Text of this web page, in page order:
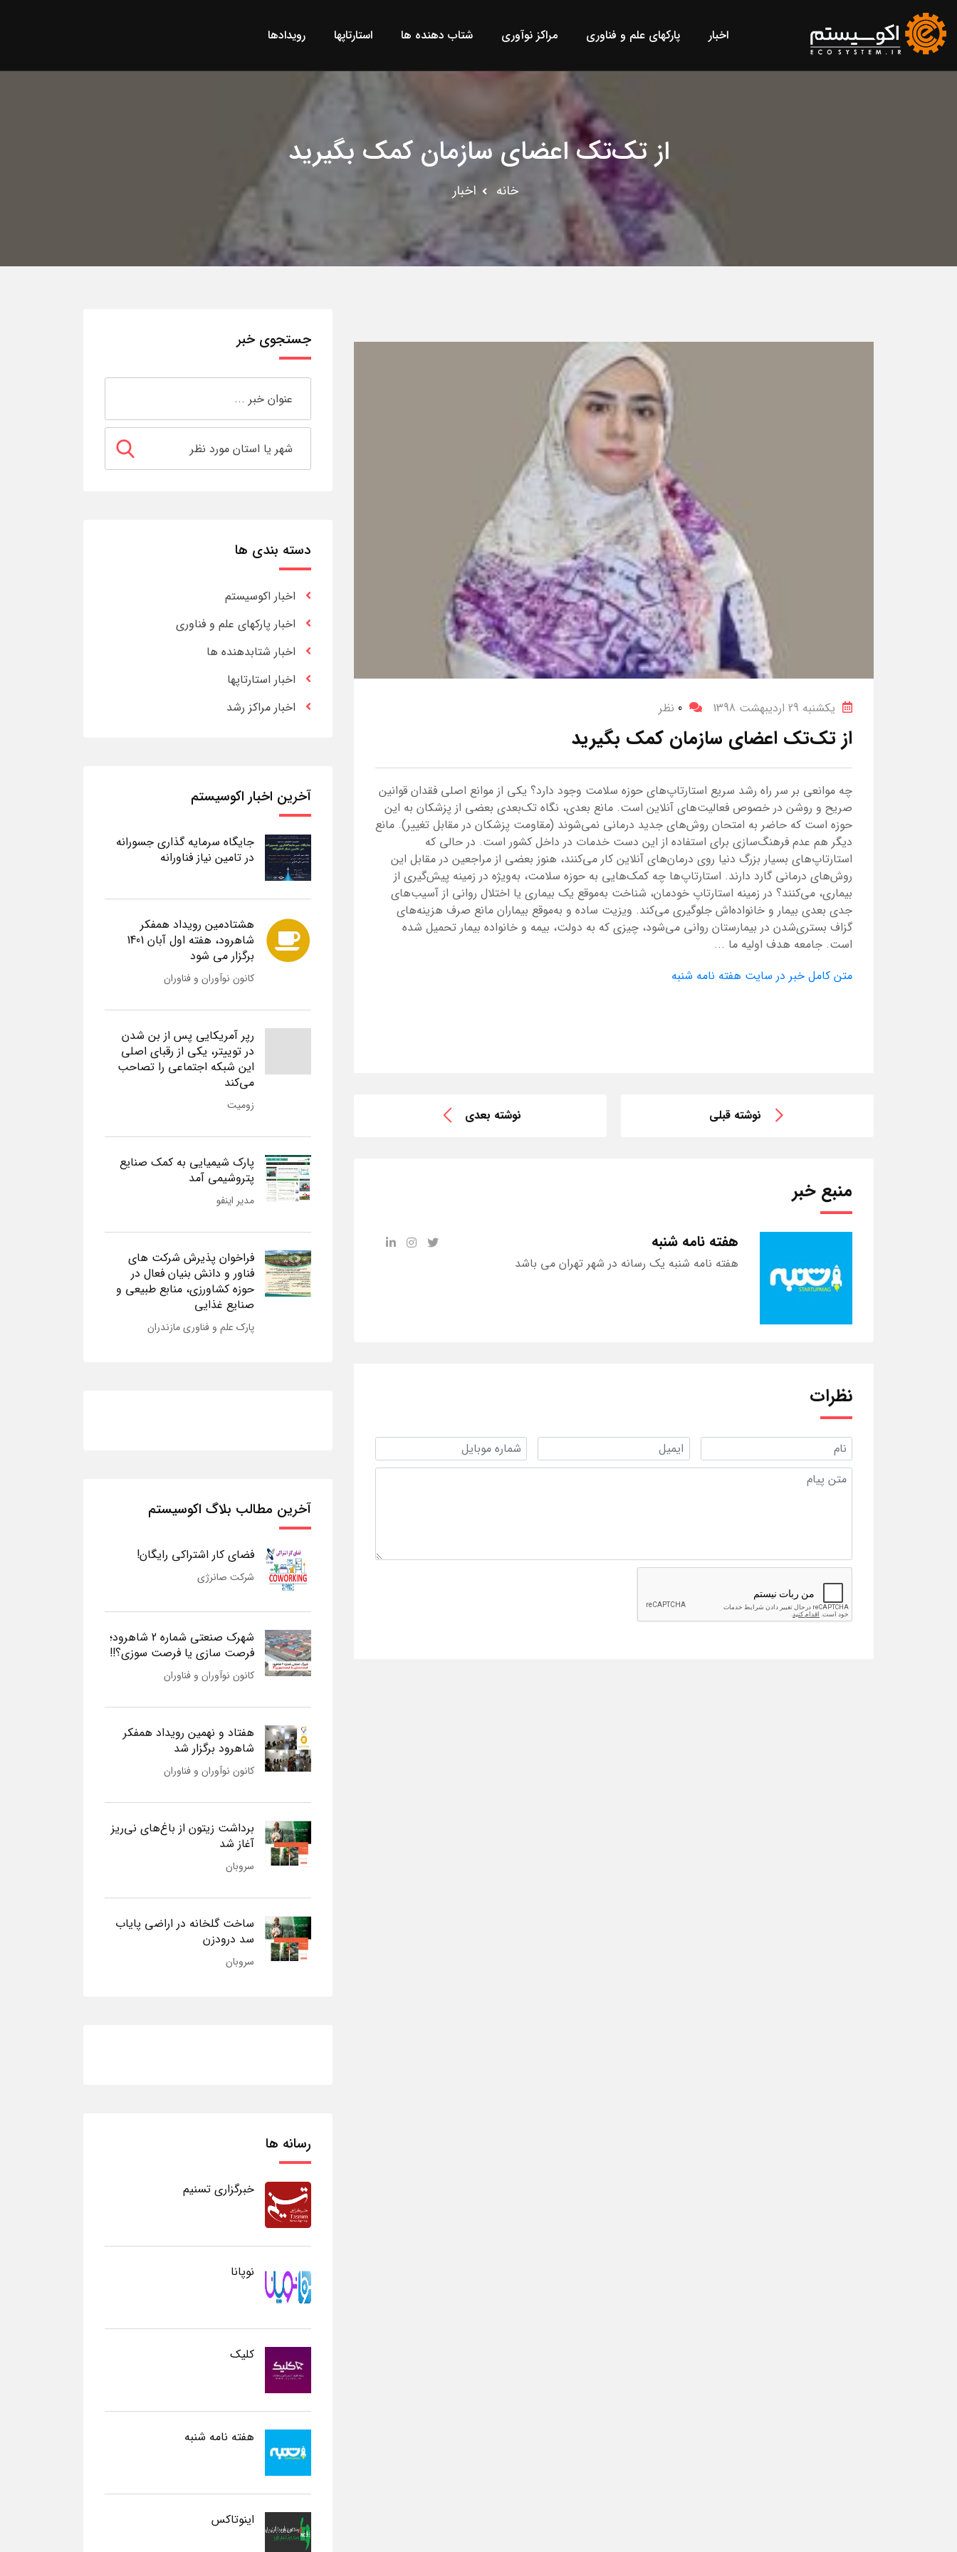
اخبار پارکهای علم و فناوری مراکز نوآوری شتاب دهنده ها استارتاپها رویدادها
از تک‌تک اعضای سازمان کمک بگیرید
خانه اخبار
یکشنبه 29 اردیبهشت 1398 0 نظر
از تک‌تک اعضای سازمان کمک بگیرید
چه موانعی بر سر راه رشد سریع استارتاپ‌های حوزه سلامت وجود دارد؟ یکی از موانع اصلی فقدان قوانین
صریح و روشن در خصوص فعالیت‌های آنلاین است. مانع بعدی، نگاه تک‌بعدی بعضی از پزشکان به این
حوزه است که حاضر به امتحان روش‌های جدید درمانی نمی‌شوند (مقاومت پزشکان در مقابل تغییر). مانع
دیگر هم عدم فرهنگ‌سازی برای استفاده از این دست خدمات در داخل کشور است. در حالی که
استارتاپ‌های بسیار بزرگ دنیا روی درمان‌های آنلاین کار می‌کنند، هنوز بعضی از مراجعین در مقابل این
روش‌های درمانی گارد دارند. استارتاپ‌ها چه کمک‌هایی به حوزه سلامت، به‌ویژه در زمینه پیش‌گیری از
بیماری، می‌کنند؟ در زمینه استارتاپ خودمان، شناخت به‌موقع یک بیماری یا اختلال روانی از آسیب‌های
جدی بعدی بیمار و خانواده‌اش جلوگیری می‌کند. ویزیت ساده و به‌موقع بیماران مانع صرف هزینه‌های
گزاف بستری‌شدن در بیمارستان روانی می‌شود، چیزی که به دولت، بیمه و خانواده بیمار تحمیل شده
است. جامعه هدف اولیه ما ...
متن کامل خبر در سایت هفته نامه شنبه
نوشته قبلی نوشته بعدی
منبع خبر
هفته نامه شنبه
هفته نامه شنبه یک رسانه در شهر تهران می باشد
نظرات
جستجوی خبر
دسته بندی ها
اخبار اکوسیستم
اخبار پارکهای علم و فناوری
اخبار شتابدهنده ها
اخبار استارتاپها
اخبار مراکز رشد
آخرین اخبار اکوسیستم
جایگاه سرمایه گذاری جسورانه
در تامین نیاز فناورانه
هشتادمین رویداد همفکر
شاهرود، هفته اول آبان 1401
برگزار می شود
کانون نوآوران و فناوران
رپر آمریکایی پس از بن شدن
در توییتر، یکی از رقبای اصلی
این شبکه اجتماعی را تصاحب
می‌کند
زومیت
پارک شیمیایی به کمک صنایع
پتروشیمی آمد
مدیر اینفو
فراخوان پذیرش شرکت های
فناور و دانش بنیان فعال در
حوزه کشاورزی، منابع طبیعی و
صنایع غذایی
پارک علم و فناوری مازندران
آخرین مطالب بلاگ اکوسیستم
فضای کار اشتراکی رایگان!
شرکت صانرژی
شهرک صنعتی شماره 2 شاهرود؛
فرصت سازی یا فرصت سوزی؟!!
کانون نوآوران و فناوران
هفتاد و نهمین رویداد همفکر
شاهرود برگزار شد
کانون نوآوران و فناوران
برداشت زیتون از باغ‌های نی‌ریز
آغاز شد
سروبان
ساخت گلخانه در اراضی پایاب
سد درودزن
سروبان
رسانه ها
خبرگزاری تسنیم
نوپانا
کلیک
هفته نامه شنبه
اینوتاکس